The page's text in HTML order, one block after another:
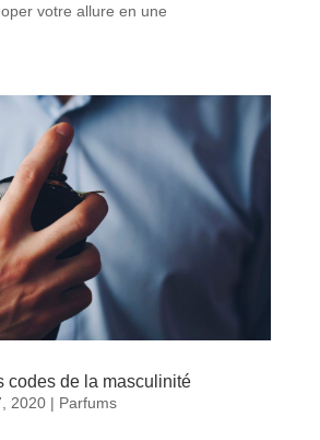
votre allure en une
codes de la masculinité
2020| Parfums